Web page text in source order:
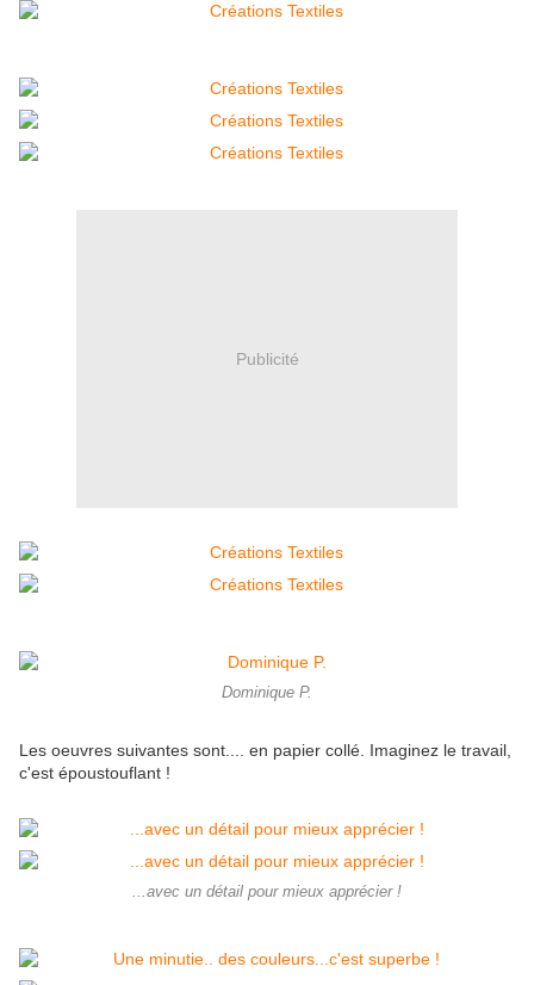
Publicité
Dominique P.
Les oeuvres suivantes sont.... en papier collé. Imaginez le travail,
c'est époustouflant !
...avec un détail pour mieux apprécier !